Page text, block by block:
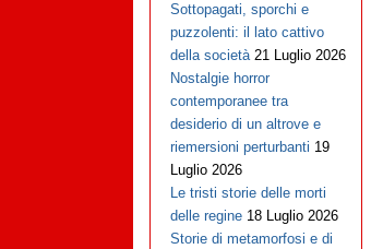
Sottopagati, sporchi e
puzzolenti: il lato cattivo
della società 21 Luglio 2026
Nostalgie horror
contemporanee tra
desiderio di un altrove e
riemersioni perturbanti 19
Luglio 2026
Le tristi storie delle morti
delle regine 18 Luglio 2026
Storie di metamorfosi e di